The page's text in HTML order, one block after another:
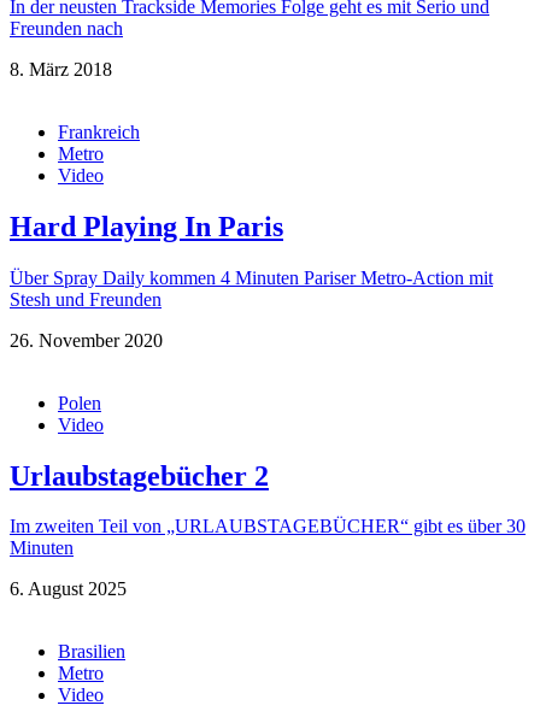
In der neusten Trackside Memories Folge geht es mit Serio und
Freunden nach
8. März 2018
Frankreich
Metro
Video
Hard Playing In Paris
Über Spray Daily kommen 4 Minuten Pariser Metro-Action mit
Stesh und Freunden
26. November 2020
Polen
Video
Urlaubstagebücher 2
Im zweiten Teil von „URLAUBSTAGEBÜCHER“ gibt es über 30
Minuten
6. August 2025
Brasilien
Metro
Video